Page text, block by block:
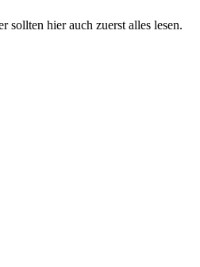
hier auch zuerst alles lesen.